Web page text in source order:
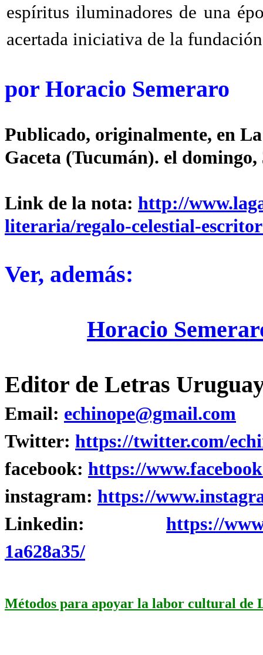
espíritus iluminadores de una
acertada iniciativa de la
por Horacio Semeraro
Publicado, originalmente, en
Gaceta (Tucumán). el domingo,
Link de la nota: http://
literaria/regalo-celestial-
Ver, además:
Horacio
Editor de Letras
Email: echinope@gmail.com
Twitter: https://twitter.com/
facebook: https://
instagram: https://
Linkedin: https://
1a628a35/
Métodos para apoyar la labor cultural de